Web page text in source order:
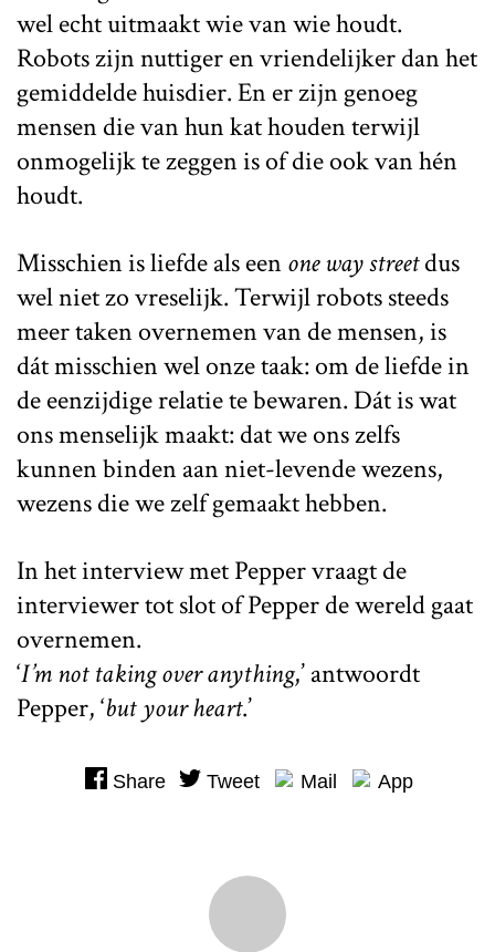
wel echt uitmaakt wie van wie houdt.
Robots zijn nuttiger en vriendelijker dan het
gemiddelde huisdier. En er zijn genoeg
mensen die van hun kat houden terwijl
onmogelijk te zeggen is of die ook van hén
houdt.
Misschien is liefde als eenone way streetdus
wel niet zo vreselijk. Terwijl robots steeds
meer taken overnemen van de mensen, is
dát misschien wel onze taak: om de liefde in
de eenzijdige relatie te bewaren. Dát is wat
ons menselijk maakt: dat we ons zelfs
kunnen binden aan niet-levende wezens,
wezens die we zelf gemaakt hebben.
In het interview met Pepper vraagt de
interviewer tot slot of Pepper de wereld gaat
overnemen.
‘I’m not taking over anything,’ antwoordt
Pepper, ‘but your heart.’
Share Tweet Mail App